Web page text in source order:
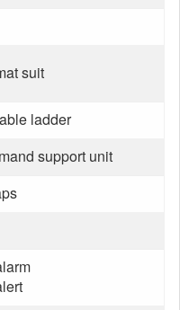
suit
ladder
support unit